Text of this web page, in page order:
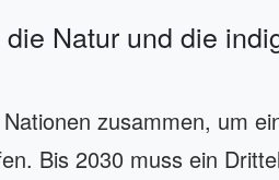
Natur und die
zusammen, um
Bis 2030 muss ein